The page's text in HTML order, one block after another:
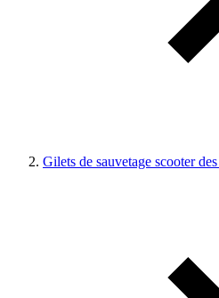
Gilets de sauvetage scooter